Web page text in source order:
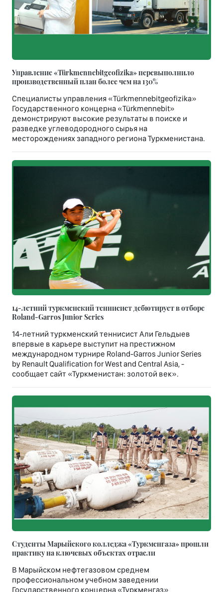
Управление «Türkmennebitgeofizika» перевыполнило
производственный план более чем на 130%
Специалисты управления «Türkmennebitgeofizika»
Государственного концерна «Türkmennebit»
демонстрируют высокие результаты в поиске и
разведке углеводородного сырья на
месторождениях западного региона Туркменистана.
14-летний туркменский теннисист дебютирует в отборе
Roland-Garros Junior Series
14-летний туркменский теннисист Али Гельдыев
впервые в карьере выступит на престижном
международном турнире Roland-Garros Junior Series
by Renault Qualification for West and Central Asia, -
сообщает сайт «Туркменистан: золотой век».
Студенты Марыйского колледжа «Туркменгаза» прошли
практику на ключевых объектах отрасли
В Марыйском нефтегазовом среднем
профессиональном учебном заведении
Государственного концерна «Туркменгаз»